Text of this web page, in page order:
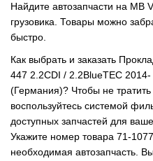
Найдите автозапчасти на MB
грузовика. Товары можно
быстро.
Как выбрать и заказать
447 2.2CDI / 2.2BlueTEC
(Германия)? Чтобы не
воспользуйтесь системой
доступных запчастей для
Укажите номер товара 71-
необходимая автозапчасть.